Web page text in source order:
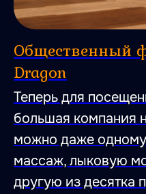
Общественный
Dragon
Теперь для
большая компания
можно даже одному
массаж, лыковую
другую из десятка